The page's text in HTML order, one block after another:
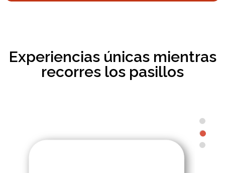
Experiencias únicas mientras
recorres los pasillos